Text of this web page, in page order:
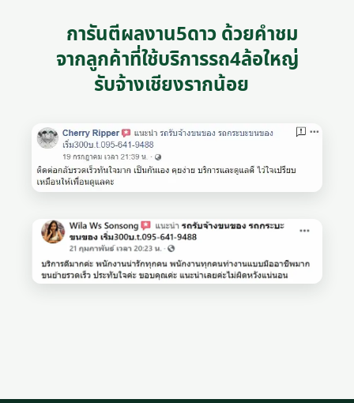
การันตีผลงาน5ดาว ด้วยคำชม
จากลูกค้าที่ใช้บริการรถ4ล้อใหญ่
รับจ้างเชียงรากน้อย